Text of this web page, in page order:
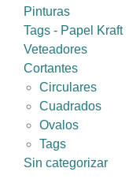
Pinturas
Tags - Papel Kraft
Veteadores
Cortantes
Circulares
Cuadrados
Ovalos
Tags
Sin categorizar